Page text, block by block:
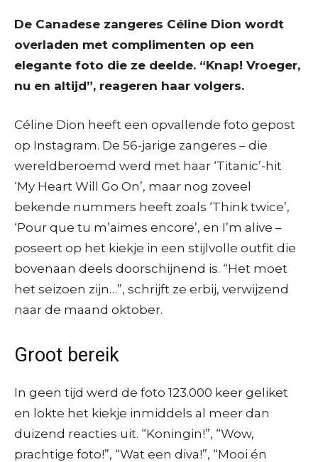
De Canadese zangeres Céline Dion wordt
overladen met complimenten op een
elegante foto die ze deelde. “Knap! Vroeger,
nu en altijd”, reageren haar volgers.
Céline Dion heeft een opvallende foto gepost
op Instagram. De 56-jarige zangeres – die
wereldberoemd werd met haar ‘Titanic’-hit
‘My Heart Will Go On’, maar nog zoveel
bekende nummers heeft zoals ‘Think twice’,
‘Pour que tu m’aimes encore’, en I’m alive –
poseert op het kiekje in een stijlvolle outfit die
bovenaan deels doorschijnend is. “Het moet
het seizoen zijn…”, schrijft ze erbij, verwijzend
naar de maand oktober.
Groot bereik
In geen tijd werd de foto 123.000 keer geliket
en lokte het kiekje inmiddels al meer dan
duizend reacties uit. “Koningin!”, “Wow,
prachtige foto!”, “Wat een diva!”, “Mooi én